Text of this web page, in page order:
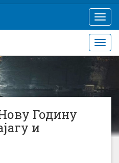
мени
Годину
и